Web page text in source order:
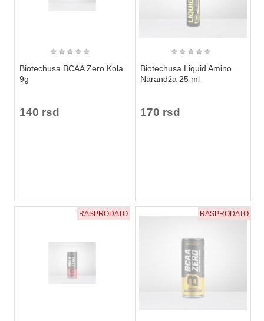
★ ★ ★ ★ ★
Biotechusa BCAA Zero Kola
9g
140 rsd
★ ★ ★ ★ ★
Biotechusa Liquid Amino
Narandža 25 ml
170 rsd
RASPRODATO RASPRODATO